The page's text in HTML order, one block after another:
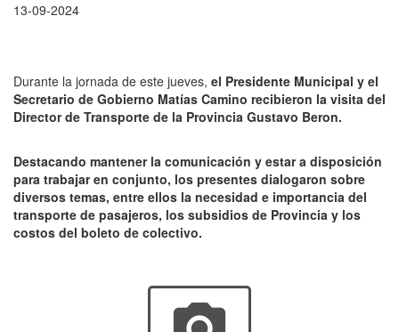
13-09-2024
Durante la jornada de este jueves, el Presidente Municipal y el
Secretario de Gobierno Matías Camino recibieron la visita del
Director de Transporte de la Provincia Gustavo Beron.
Destacando mantener la comunicación y estar a disposición
para trabajar en conjunto, los presentes dialogaron sobre
diversos temas, entre ellos la necesidad e importancia del
transporte de pasajeros, los subsidios de Provincia y los
costos del boleto de colectivo.